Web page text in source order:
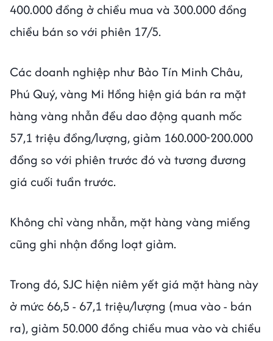
400.000 đồng ở chiều mua và 300.000 đồng
chiều bán so với phiên 17/5.
Các doanh nghiệp như Bảo Tín Minh Châu,
Phú Quý, vàng Mi Hồng hiện giá bán ra mặt
hàng vàng nhẫn đều dao động quanh mốc
57,1 triệu đồng/lượng, giảm 160.000-200.000
đồng so với phiên trước đó và tương đương
giá cuối tuần trước.
Không chỉ vàng nhẫn, mặt hàng vàng miếng
cũng ghi nhận đồng loạt giảm.
Trong đó, SJC hiện niêm yết giá mặt hàng này
ở mức 66,5 - 67,1 triệu/lượng (mua vào - bán
ra), giảm 50.000 đồng chiều mua vào và chiều